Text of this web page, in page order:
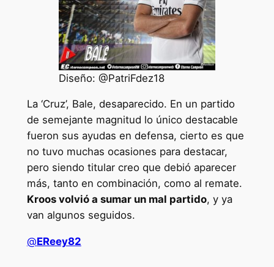
Diseño: @PatriFdez18
La ‘Cruz’, Bale, desaparecido. En un partido
de semejante magnitud lo único destacable
fueron sus ayudas en defensa, cierto es que
no tuvo muchas ocasiones para destacar,
pero siendo titular creo que debió aparecer
más, tanto en combinación, como al remate.
Kroos volvió a sumar un mal partido, y ya
van algunos seguidos.
@EReey82